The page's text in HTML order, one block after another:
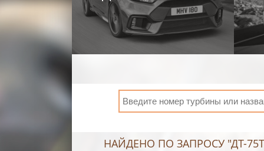
НАЙДЕНО ПО ЗАПРОСУ "ДТ-